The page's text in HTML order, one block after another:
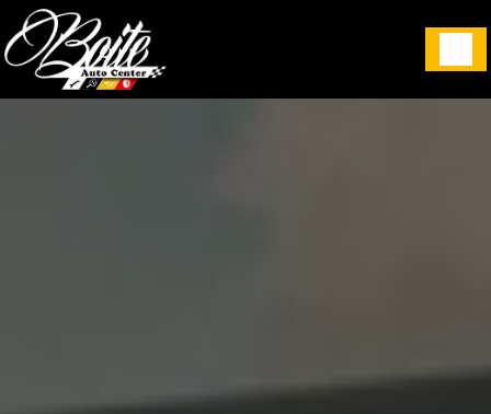
Panneau de gestion des cookies